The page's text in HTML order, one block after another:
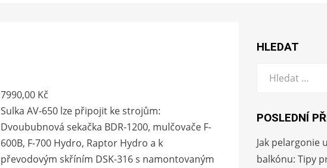
7990,00 Kč
Sulka AV-650 lze připojit ke strojům:
Dvoububnová sekačka BDR-1200, mulčovače F-
600B, F-700 Hydro, Raptor Hydro a k
převodovým skříním DSK-316 s namontovaným
HLEDAT
Vyhledat:
POSLEDNÍ
Jak pelargonie
balkónu: Tipy